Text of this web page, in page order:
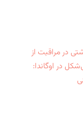
در مراقبت از
در اوگاندا: